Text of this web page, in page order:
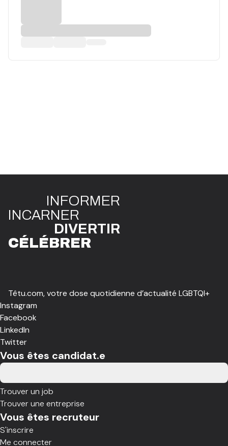
INFORMER
INCARNER
DIVERTIR
CÉLÉBRER
Têtu.com, votre dose quotidienne d’actualité LGBTQI+
Instagram
Facebook
LinkedIn
Twitter
Vous êtes candidat.e
Trouver un job
Trouver une entreprise
Vous êtes recruteur
S'inscrire
Me connecter